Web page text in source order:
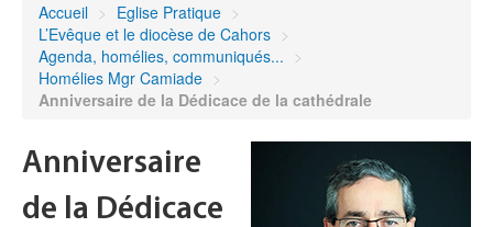
Démarches et sacrements
Sanctuaires & Pélerinages
Agenda diocésain
Accueil > Eglise Pratique >
L’Evêque et le diocèse de Cahors >
Agenda, homélies, communiqués... >
Homélies Mgr Camiade >
Anniversaire de la Dédicace de la cathédrale
Anniversaire
de la Dédicace